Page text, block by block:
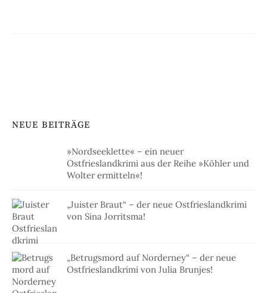
NEUE BEITRÄGE
»Nordseeklette« – ein neuer
Ostfrieslandkrimi aus der Reihe »Köhler und
Wolter ermitteln«!
„Juister Braut“ – der neue Ostfrieslandkrimi
von Sina Jorritsma!
„Betrugsmord auf Norderney“ – der neue
Ostfrieslandkrimi von Julia Brunjes!